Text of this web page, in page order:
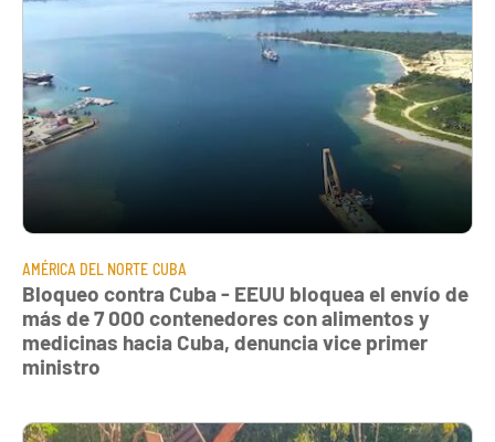
AMÉRICA DEL NORTE CUBA
Bloqueo contra Cuba - EEUU bloquea el envío de
más de 7 000 contenedores con alimentos y
medicinas hacia Cuba, denuncia vice primer
ministro